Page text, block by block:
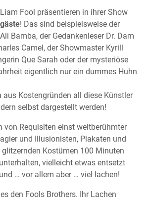
Fool präsentieren in ihrer Show
! Das sind beispielsweise der
Bamba, der Gedankenleser Dr. Dam
Camel, der Showmaster Kyrill
Que Sarah oder der mysteriöse
eigentlich nur ein dummes Huhn
aus Kostengründen all diese Künstler
selbst dargestellt werden!
von Requisiten einst weltberühmter
und Illusionisten, Plakaten und
Kostümen 100 Minuten
vielleicht etwas entsetzt
… vor allem aber … viel lachen!
den Fools Brothers. Ihr Lachen